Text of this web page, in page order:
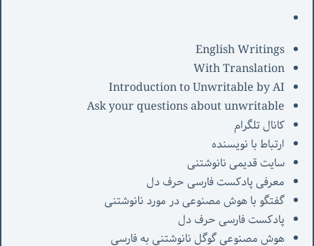
English Writings
With Translation
Introduction to Unwritable by AI
Ask your questions about unwritable
کانال تلگرام
ارتباط با نویسنده
سایت قدیمی نانوشتنی
معرفی پادکست فارسی حرف دل
گفتگو با هوش مصنوعی در مورد نانوشتنی
پادکست فارسی حرف دل
هوش مصنوعی گوگل نانوشتنی به فارسی